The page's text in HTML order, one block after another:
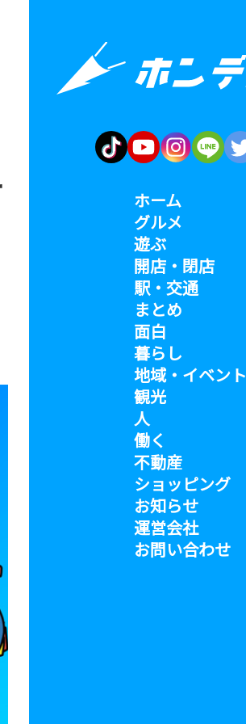
ホーム
グルメ
遊ぶ
開店・閉店
駅・交通
まとめ
面白
暮らし
地域・イベント
観光
人
働く
不動産
ショッピング
お知らせ
運営会社
お問い合わせ